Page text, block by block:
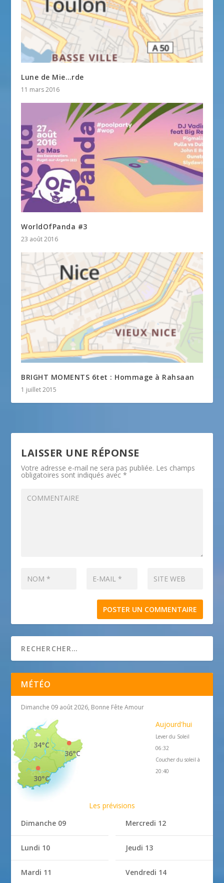
Lune de Mie…rde
11 mars 2016
WorldOfPanda #3
23 août 2016
BRIGHT MOMENTS 6tet : Hommage à Rahsaan
1 juillet 2015
LAISSER UNE RÉPONSE
Votre adresse e-mail ne sera pas publiée. Les champs
obligatoires sont indiqués avec*
MÉTÉO
Dimanche 09 août 2026, Bonne Fête Amour
36°C
34°C
30°C
Aujourd'hui
Lever du Soleil
06:32
Coucher du soleil à
20:40
Les prévisions
Dimanche 09
Lundi 10
Mardi 11
Mercredi 12
Jeudi 13
Vendredi 14